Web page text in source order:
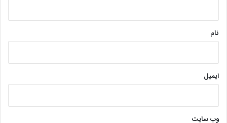
نام
ایمیل
وب‌ سایت